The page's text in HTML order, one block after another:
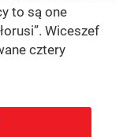
to są one
Wiceszef
cztery